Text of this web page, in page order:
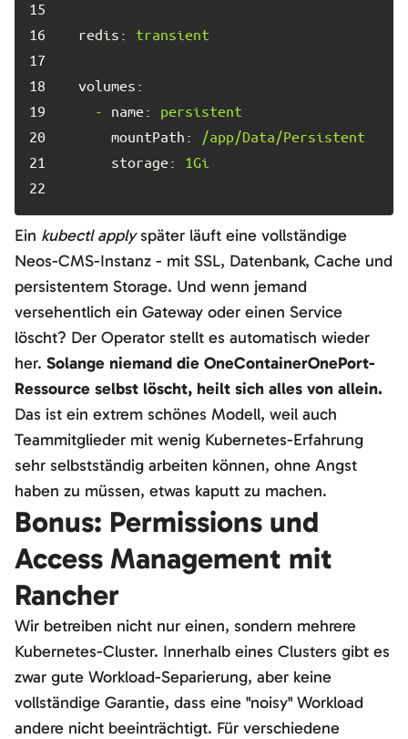
redis:
transient
volumes:
- name:
persistent
mountPath:
/app/Data/Persistent
storage:
1Gi
Ein kubectl applyspäter läuft eine vollständige
Neos-CMS-Instanz - mit SSL, Datenbank, Cache und
persistentem Storage. Und wenn jemand
versehentlich ein Gateway oder einen Service
löscht? Der Operator stellt es automatisch wieder
her. Solange niemand die OneContainerOnePort-
Ressource selbst löscht, heilt sich alles von allein.
Das ist ein extrem schönes Modell, weil auch
Teammitglieder mit wenig Kubernetes-Erfahrung
sehr selbstständig arbeiten können, ohne Angst
haben zu müssen, etwas kaputt zu machen.
Bonus: Permissions und
Access Management mit
Rancher
Wir betreiben nicht nur einen, sondern mehrere
Kubernetes-Cluster. Innerhalb eines Clusters gibt es
zwar gute Workload-Separierung, aber keine
vollständige Garantie, dass eine "noisy" Workload
andere nicht beeinträchtigt. Für verschiedene